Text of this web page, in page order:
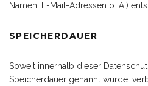
Namen, E-Mail-Adressen o. Ä.)
SPEICHERDAUER
Soweit innerhalb dieser
Speicherdauer genannt wurde,